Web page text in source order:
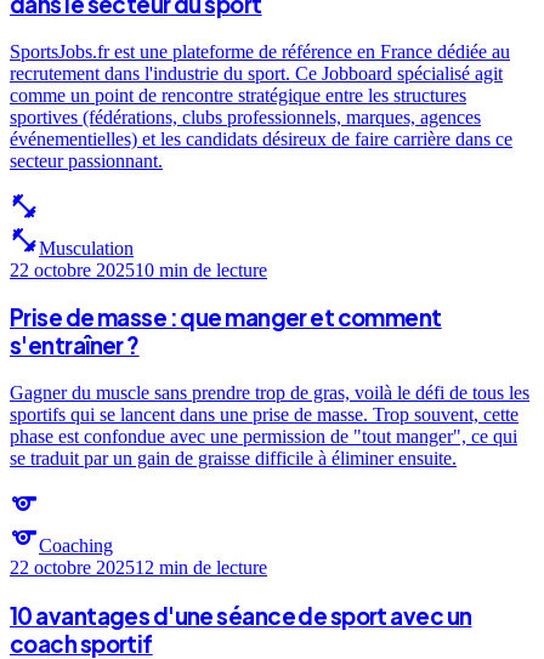
SportsJobs.fr est une plateforme de référence en France dédiée au
recrutement dans l'industrie du sport. Ce Jobboard spécialisé agit
comme un point de rencontre stratégique entre les structures
sportives (fédérations, clubs professionnels, marques, agences
événementielles) et les candidats désireux de faire carrière dans ce
secteur passionnant.
fitness_center
fitness_centerMusculation
22 octobre 202510 min de lecture
Prise de masse : que manger et comment
s'entraîner ?
Gagner du muscle sans prendre trop de gras, voilà le défi de tous les
sportifs qui se lancent dans une prise de masse. Trop souvent, cette
phase est confondue avec une permission de "tout manger", ce qui
se traduit par un gain de graisse difficile à éliminer ensuite.
sports
sportsCoaching
22 octobre 202512 min de lecture
10 avantages d'une séance de sport avec un
coach sportif